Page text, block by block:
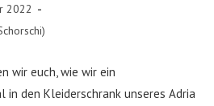
2022
wir euch, wie wir ein
in den Kleiderschrank unseres Adria